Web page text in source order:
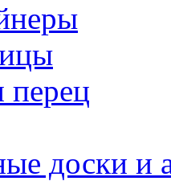
перец
доски и